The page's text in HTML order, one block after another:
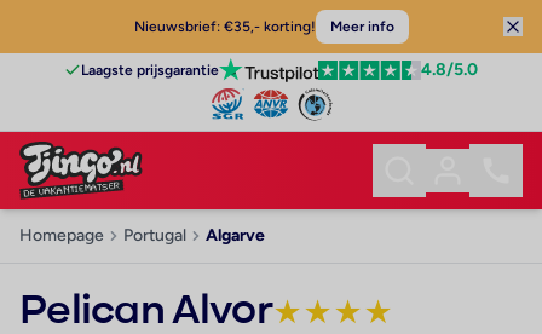
Nieuwsbrief: €35,- korting! Meer info
Laagste prijsgarantie 4.8/5.0
Homepage Portugal Algarve
Pelican Alvor★★★★